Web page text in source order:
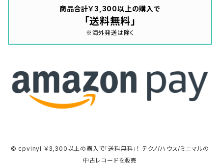
商品合計￥3,300以上の購入で
「送料無料」
※海外発送は除く
© cpvinyl ￥3,300以上の購入で「送料無料」！ テクノ/ハウス/ミニマルの
中古レコードを販売